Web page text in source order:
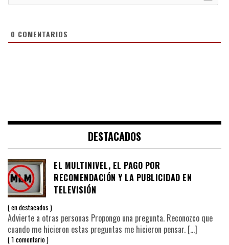
0 COMENTARIOS
DESTACADOS
EL MULTINIVEL, EL PAGO POR
RECOMENDACIÓN Y LA PUBLICIDAD EN
TELEVISIÓN
endestacados
Advierte a otras personas Propongo una pregunta. Reconozco que
cuando me hicieron estas preguntas me hicieron pensar. […]
1 comentario